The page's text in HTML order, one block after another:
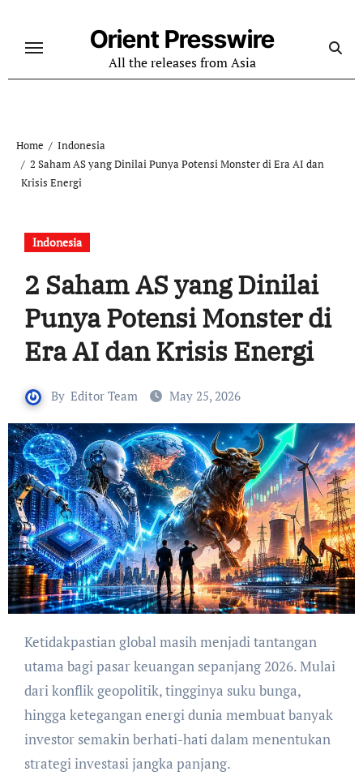
content
Orient Presswire
All the releases from Asia
Home
Indonesia
2 Saham AS yang Dinilai Punya Potensi Monster di Era AI dan
Krisis Energi
Indonesia
2 Saham AS yang Dinilai
Punya Potensi Monster di
Era AI dan Krisis Energi
By Editor Team May 25, 2026
Ketidakpastian global masih menjadi tantangan
utama bagi pasar keuangan sepanjang 2026. Mulai
dari konflik geopolitik, tingginya suku bunga,
hingga ketegangan energi dunia membuat banyak
investor semakin berhati-hati dalam menentukan
strategi investasi jangka panjang.